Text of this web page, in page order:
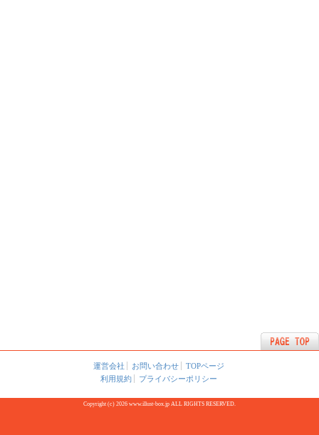
運営会社 お問い合わせ
TOPページ
利用規約
プライバシーポリシー
Copyright (c) 2026 www.illust-box.jp ALL RIGHTS RESERVED.